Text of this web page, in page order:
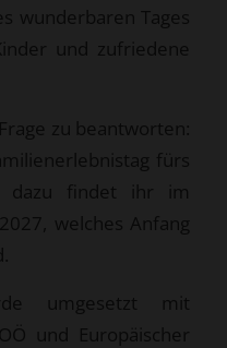
wunderbaren Tages
und zufriedene
zu beantworten:
fürs
dazu findet ihr im
welches Anfang
umgesetzt mit
und Europäischer